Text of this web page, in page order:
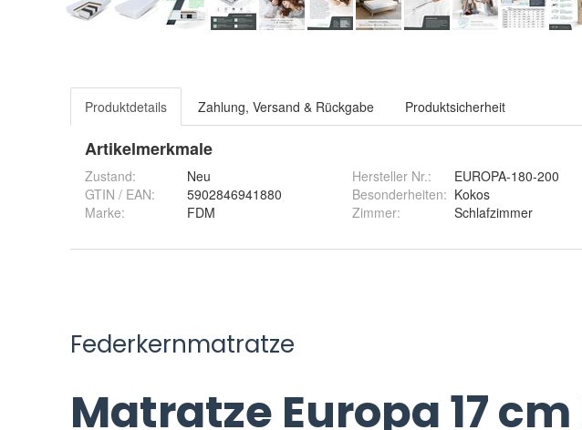
Produktdetails Zahlung, Versand & Rückgabe Produktsicherheit
Artikelmerkmale
Zustand:
Neu
GTIN / EAN:
5902846941880
Marke:
FDM
Hersteller Nr.:
EUROPA-180-200
Besonderheiten: Kokos
Zimmer: Schlafzimmer